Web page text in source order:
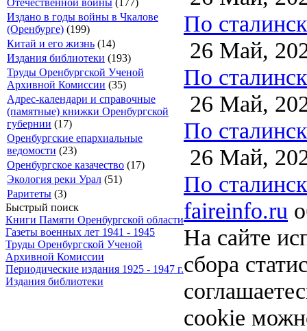
Отечественной войны (177)
Издано в годы войны в Чкалове
(Оренбурге) (199)
Китай и его жизнь (14)
Издания библиотеки (193)
Труды Оренбургской Ученой
Архивной Комиссии (35)
Адрес-календари и справочные
(памятные) книжки Оренбургской
губернии (17)
Оренбургские епархиальные
ведомости (23)
Оренбургское казачество (17)
Экология реки Урал (51)
Раритеты (3)
Быстрый поиск
Книги Памяти Оренбургской области
Газеты военных лет 1941 - 1945
Труды Оренбургской Ученой
Архивной Комиссии
Периодические издания 1925 - 1947 г.
Издания библиотеки
По
26 Май,
По
26 Май,
По
26 Май,
По
faireinfo.ru
На сайте
сбора
cookie